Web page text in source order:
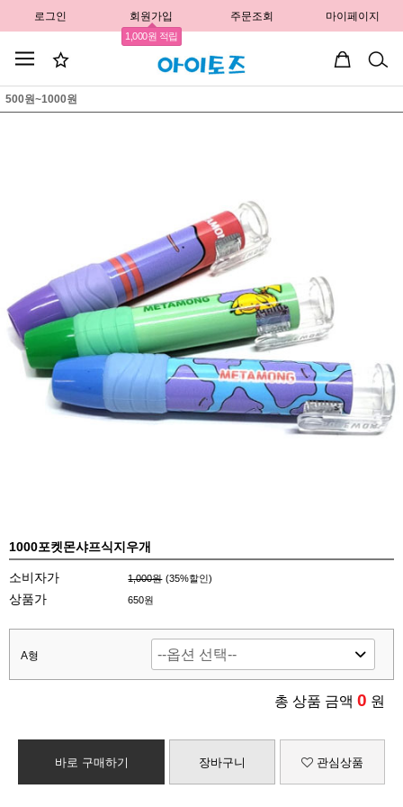
로그인 회원가입
1,000원 적립
주문조회 마이페이지
500원~1000원
1000포켓몬샤프식지우개
소비자가 1,000원 (35%할인)
상품가 650원
A형
총 상품 금액 0 원
바로 구매하기 장바구니 관심상품